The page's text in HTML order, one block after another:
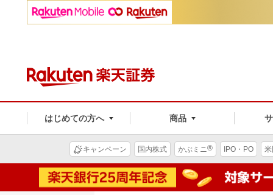
はじめての方へ 商品
キャンペーン 国内株式 かぶミニ® IPO・PO